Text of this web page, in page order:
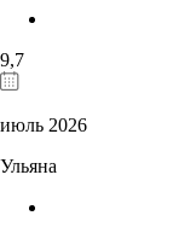
9,7
июль 2026
Ульяна